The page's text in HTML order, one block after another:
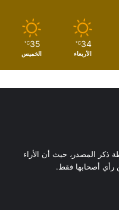
34
℃
الأربعاء
35
℃
الخميس
ذكر المصدر، حيث أن الأراء
رأي أصحابها فقط.